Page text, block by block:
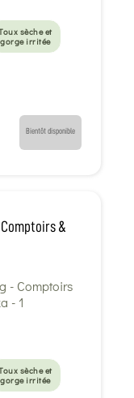
sèche et
gorge irritée
Bientôt disponible
Comptoirs &
sèche et
gorge irritée